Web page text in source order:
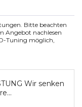
Bitte beachten
Angebot nachlesen
Tuning möglich,
Wir senken